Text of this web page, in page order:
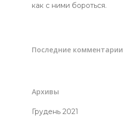
как с ними бороться.
Последние комментарии
Архивы
Грудень 2021